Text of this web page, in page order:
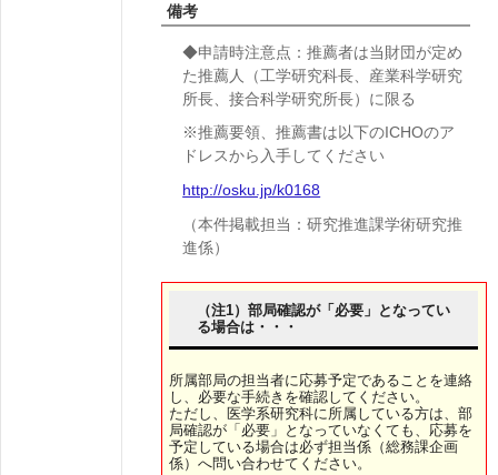
備考
◆申請時注意点：推薦者は当財団が定め
た推薦人（工学研究科長、産業科学研究
所長、接合科学研究所長）に限る
※推薦要領、推薦書は以下のICHOのア
ドレスから入手してください
http://osku.jp/k0168
（本件掲載担当：研究推進課学術研究推
進係）
（注1）部局確認が「必要」となってい
る場合は・・・
所属部局の担当者に応募予定であることを連絡
し、必要な手続きを確認してください。
ただし、医学系研究科に所属している方は、部
局確認が「必要」となっていなくても、応募を
予定している場合は必ず担当係（総務課企画
係）へ問い合わせてください。